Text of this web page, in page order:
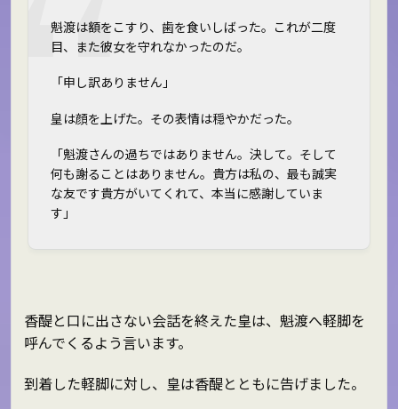
魁渡は額をこすり、歯を食いしばった。これが二度
目、また彼女を守れなかったのだ。
「申し訳ありません」
皇は顔を上げた。その表情は穏やかだった。
「魁渡さんの過ちではありません。決して。そして
何も謝ることはありません。貴方は私の、最も誠実
な友です――貴方がいてくれて、本当に感謝していま
す」
香醍と口に出さない会話を終えた皇は、魁渡へ軽脚を
呼んでくるよう言います。
到着した軽脚に対し、皇は香醍とともに告げました。